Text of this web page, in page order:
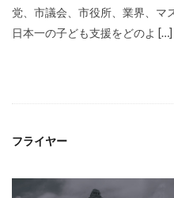
党、市議会、市役所、業界、マ
日本一の子ども支援をどのよ […]
フライヤー